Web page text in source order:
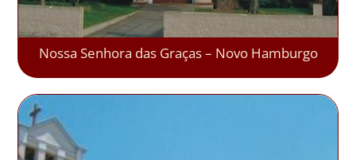
Nossa Senhora das Graças – Novo Hamburgo